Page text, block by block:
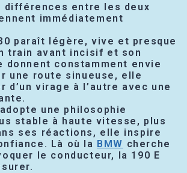
différences entre les deux
immédiatement
paraît légère, vive et presque
train avant incisif et son
donnent constamment envie
une route sinueuse, elle
d’un virage à l’autre avec une
une philosophie
stable à haute vitesse, plus
ses réactions, elle inspire
Là où la BMW cherche
le conducteur, la 190 E